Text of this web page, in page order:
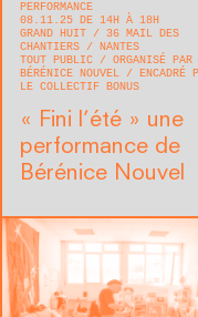
PERFORMANCE
08.11.25 DE 14H À 18H
GRAND HUIT
36 MAIL DES
CHANTIERS
NANTES
TOUT PUBLIC
ORGANISÉ PAR
BÉRÉNICE NOUVEL
ENCADRÉ
LE COLLECTIF BONUS
« Fini l’été » une
performance de
Bérénice Nouvel